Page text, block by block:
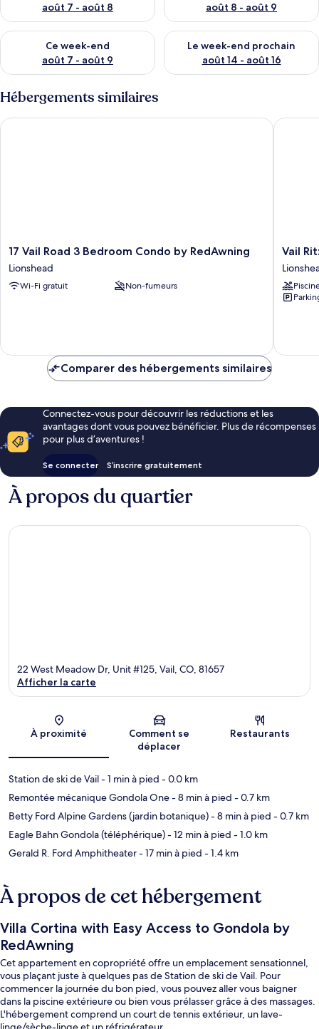
août 7 - août 8
août 8 - août 9
Ce week-end
août 7 - août 9
Vérifier la disponibilité pour ce week-end août 7 - août 9
Le week-end prochain
août 14 - août 16
Vérifier la disponibilité pour
Hébergements similaires
17
Vail
Road
3
Lionshead
17 Vail Road 3 Bedroom Condo by RedAwning
Lionshead
Wi-Fi gratuit Non-fumeurs
17 Vail Road 3 Bedroom Condo by RedAwning
Vail
Ritz-
carlton
2
Vail
Vail
Comparer des hébergements similaires
Connectez-vous pour découvrir les réductions et les
avantages dont vous pouvez bénéficier. Plus de récompenses
pour plus d’aventures !
Se connecter S’inscrire gratuitement
À propos du quartier
Carte
22 West Meadow Dr, Unit #125, Vail, CO, 81657
Afficher la carte
À proximité
Comment se
déplacer
Restaurants
Station de ski de Vail- 1 min à pied - 0.0 km
Remontée mécanique Gondola One- 8 min à pied - 0.7 km
Betty Ford Alpine Gardens (jardin botanique)- 8 min à pied - 0.7 km
Eagle Bahn Gondola (téléphérique)- 12 min à pied - 1.0 km
Gerald R. Ford Amphitheater- 17 min à pied - 1.4 km
À propos de cet hébergement
Villa Cortina with Easy Access to Gondola by
RedAwning
Cet appartement en copropriété offre un emplacement sensationnel,
vous plaçant juste à quelques pas de Station de ski de Vail. Pour
commencer la journée du bon pied, vous pouvez aller vous baigner
dans la piscine extérieure ou bien vous prélasser grâce à des massages.
L'hébergement comprend un court de tennis extérieur, un lave-